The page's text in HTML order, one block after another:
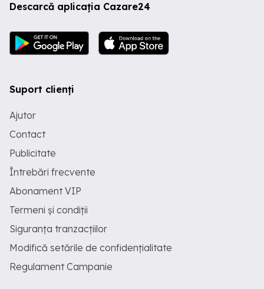
Descarcă aplicația Cazare24
Suport clienți
Ajutor
Contact
Publicitate
Întrebări frecvente
Abonament VIP
Termeni și condiții
Siguranța tranzacțiilor
Modifică setările de confidențialitate
Regulament Campanie